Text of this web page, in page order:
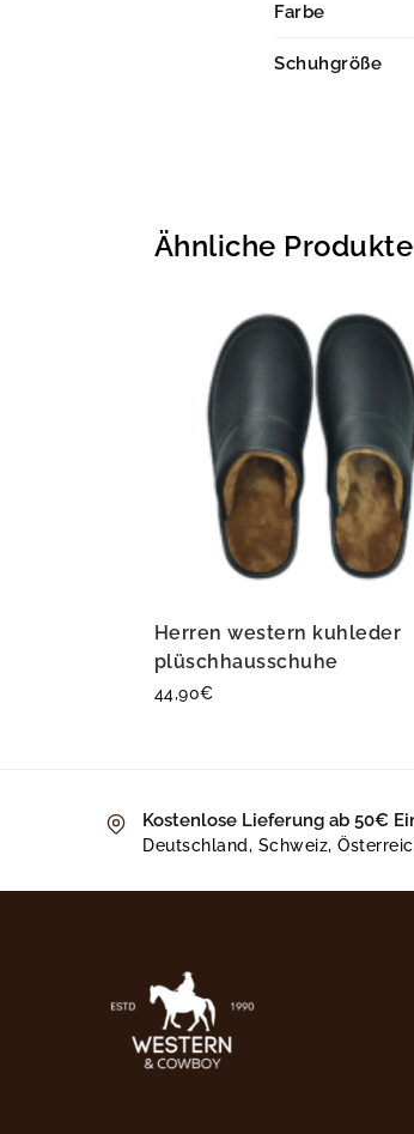
Farbe
Schuhgröße
Ähnliche Produkte
Herren western kuhleder
plüschhausschuhe
44,90€
Kostenlose Lieferung ab 50€
Deutschland, Schweiz,